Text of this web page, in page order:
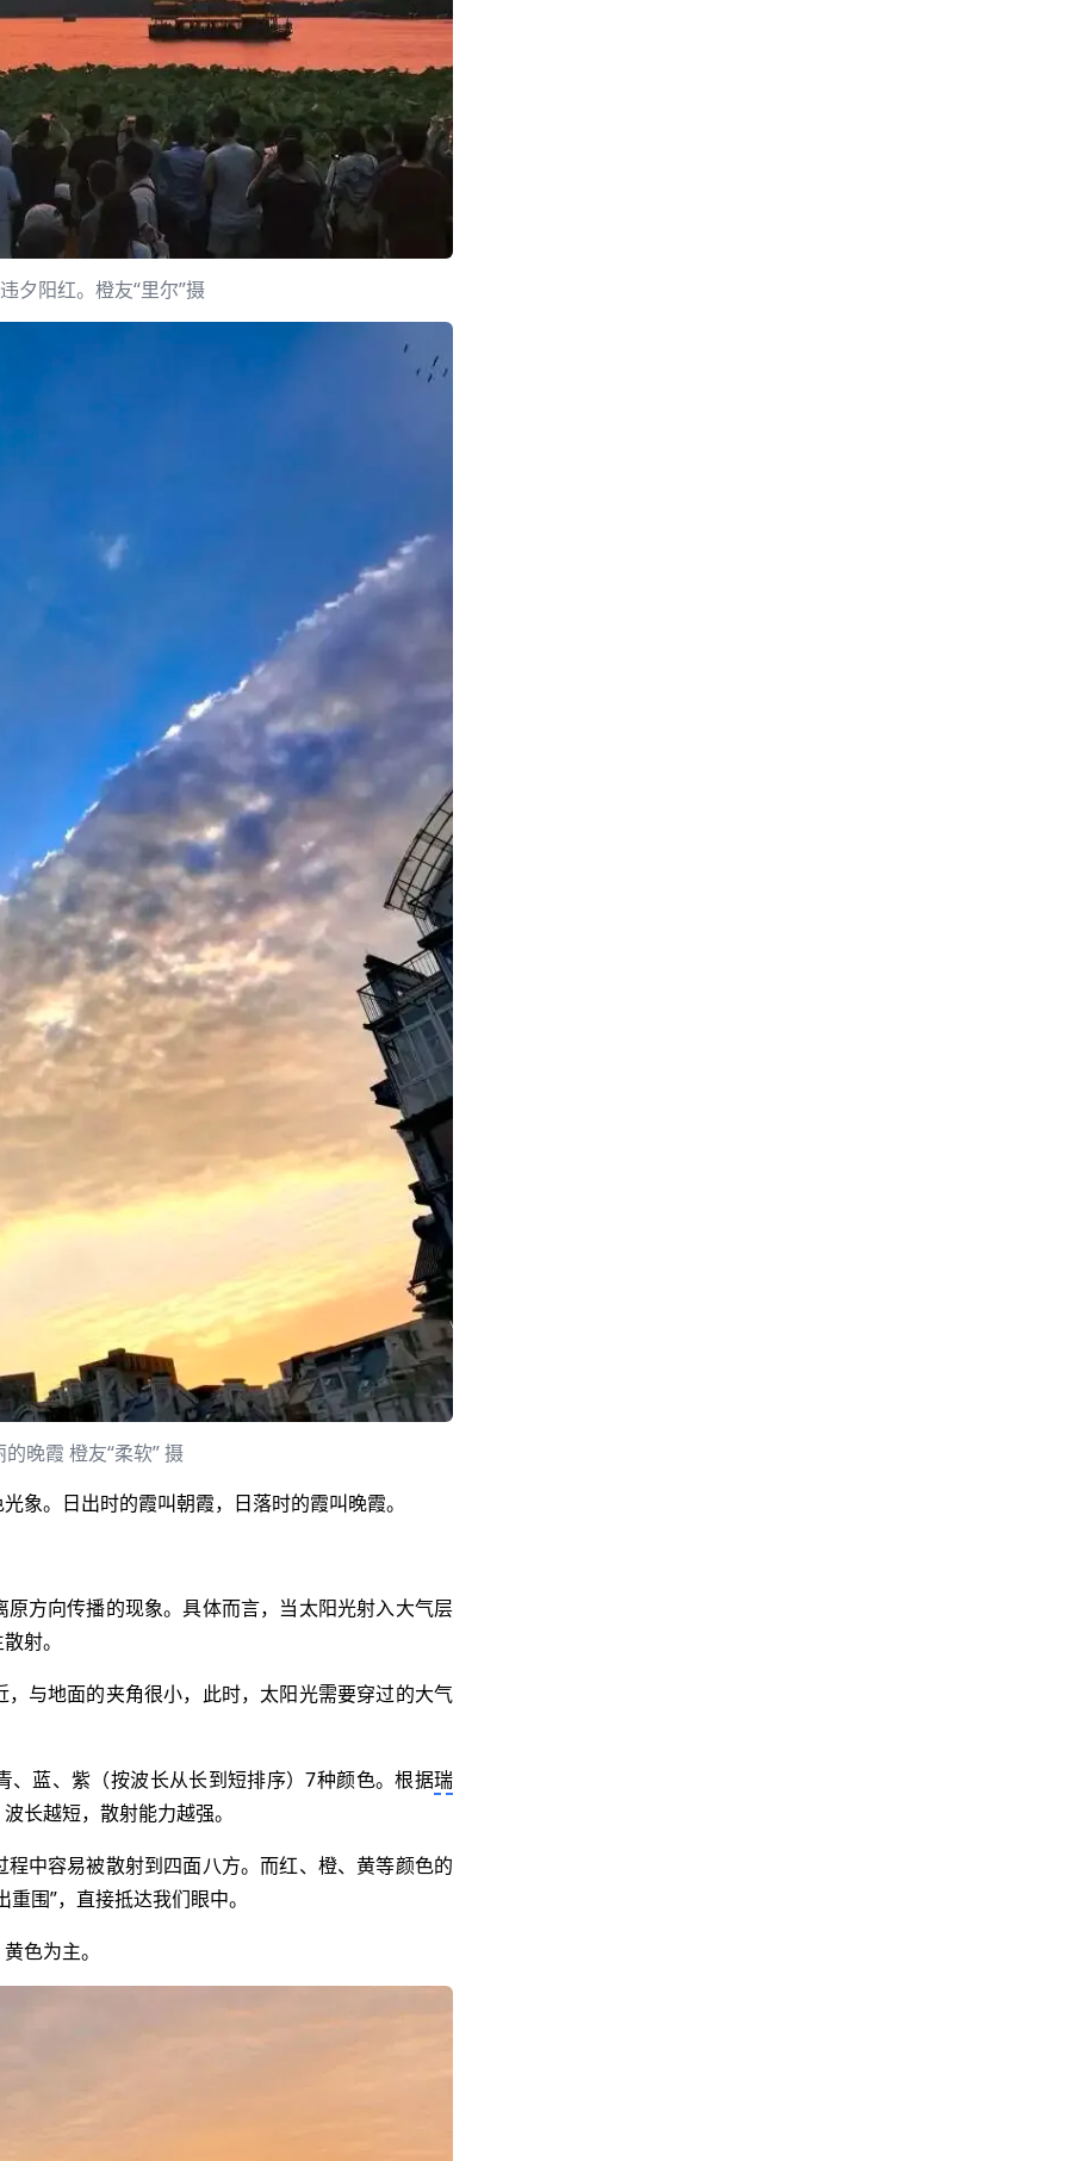
夕阳红。橙友“里尔”摄
晚霞 橙友“柔软” 摄
象。日出时的霞叫朝霞，日落时的霞叫晚霞。
方向传播的现象。具体而言，当太阳光射入大气层
射。
与地面的夹角很小，此时，太阳光需要穿过的大气
蓝、紫（按波长从长到短排序）7种颜色。根据瑞
长越短，散射能力越强。
中容易被散射到四面八方。而红、橙、黄等颜色的
围”，直接抵达我们眼中。
色为主。